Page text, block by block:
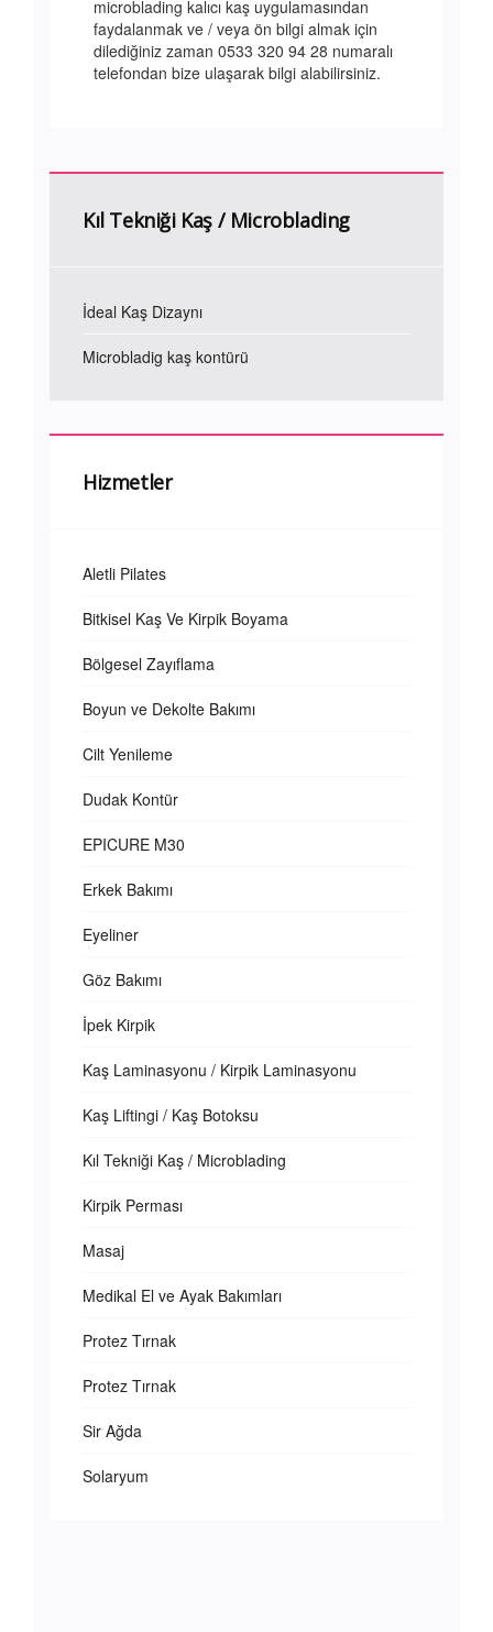
microblading kalıcı kaş uygulamasından
faydalanmak ve / veya ön bilgi almak için
dilediğiniz zaman 0533 320 94 28 numaralı
telefondan bize ulaşarak bilgi alabilirsiniz.
Kıl Tekniği Kaş / Microblading
İdeal Kaş Dizaynı
Microbladig kaş kontürü
Hizmetler
Aletli Pilates
Bitkisel Kaş Ve Kirpik Boyama
Bölgesel Zayıflama
Boyun ve Dekolte Bakımı
Cilt Yenileme
Dudak Kontür
EPICURE M30
Erkek Bakımı
Eyeliner
Göz Bakımı
İpek Kirpik
Kaş Laminasyonu / Kirpik Laminasyonu
Kaş Liftingi / Kaş Botoksu
Kıl Tekniği Kaş / Microblading
Kirpik Perması
Masaj
Medikal El ve Ayak Bakımları
Protez Tırnak
Protez Tırnak
Sir Ağda
Solaryum